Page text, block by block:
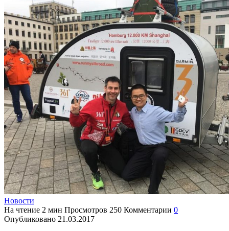
Новости
На чтение 2 мин Просмотров 250 Комментарии 0
Опубликовано 21.03.2017